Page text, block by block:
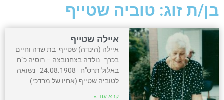
בן/ת זוג: טוביה שטייף
איילה שטייף
איילה (הינדה) שטייף בת שרה וחיים
בכרך נולדה בצחנובצה – רוסיה כ"ח
באלול תרס"ח 24.08.1908 נשואה
לטוביה שטייף (אחיו של מרדכי)
קרא עוד »